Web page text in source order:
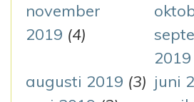
november
2019 (4)
2019
augusti 2019 (3) juni